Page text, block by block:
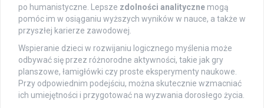
po humanistyczne. Lepsze zdolności analityczne mogą
pomóc im w osiąganiu wyższych wyników w nauce, a także w
przyszłej karierze zawodowej.
Wspieranie dzieci w rozwijaniu logicznego myślenia może
odbywać się przez różnorodne aktywności, takie jak gry
planszowe, łamigłówki czy proste eksperymenty naukowe.
Przy odpowiednim podejściu, można skutecznie wzmacniać
ich umiejętności i przygotować na wyzwania dorosłego życia.